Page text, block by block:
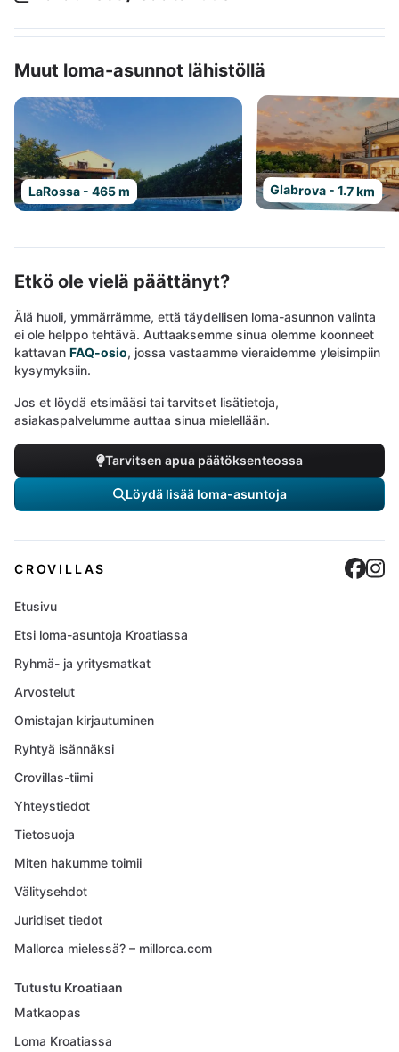
Muut loma-asunnot lähistöllä
LaRossa - 465 m Glabrova - 1.7 km
Etkö ole vielä päättänyt?
Älä huoli, ymmärrämme, että täydellisen loma-asunnon valinta
ei ole helppo tehtävä. Auttaaksemme sinua olemme koonneet
kattavan FAQ-osio, jossa vastaamme vieraidemme yleisimpiin
kysymyksiin.
Jos et löydä etsimääsi tai tarvitset lisätietoja,
asiakaspalvelumme auttaa sinua mielellään.
Tarvitsen apua päätöksenteossa
Löydä lisää loma-asuntoja
CROVILLAS
Etusivu
Etsi loma-asuntoja Kroatiassa
Ryhmä- ja yritysmatkat
Arvostelut
Omistajan kirjautuminen
Ryhtyä isännäksi
Crovillas-tiimi
Yhteystiedot
Tietosuoja
Miten hakumme toimii
Välitysehdot
Juridiset tiedot
Mallorca mielessä? – millorca.com
Tutustu Kroatiaan
Matkaopas
Loma Kroatiassa